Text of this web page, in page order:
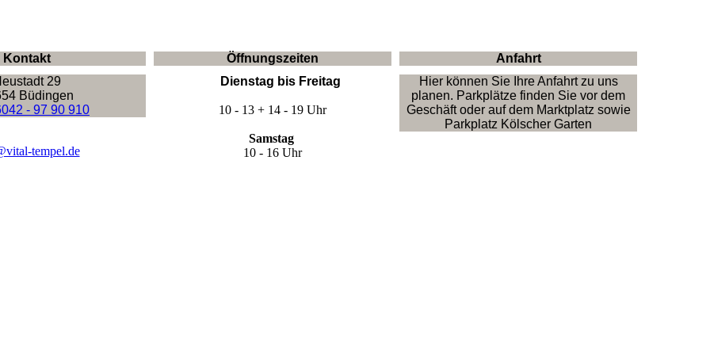
Kontakt
29
Büdingen
- 97 90 910
tempel.de
Öffnungszeiten
Dienstag bis Freitag
10 - 13 + 14 - 19 Uhr
Samstag
10 - 16 Uhr
Anfahrt
Hier können Sie Ihre Anfahrt zu uns
planen. Parkplätze finden Sie vor dem
Geschäft oder auf dem Marktplatz sowie
Parkplatz Kölscher Garten